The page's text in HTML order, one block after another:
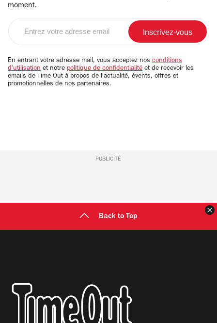
moment.
email
En entrant votre adresse mail, vous acceptez nos conditions
d'utilisation et notre politique de confidentialité et de recevoir les
emails de Time Out à propos de l'actualité, évents, offres et
promotionnelles de nos partenaires.
PUBLICITÉ
Back to Top